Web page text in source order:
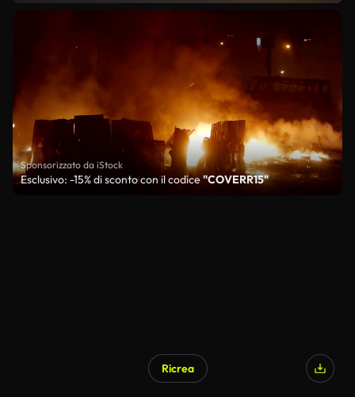
Sponsorizzato da iStock
Esclusivo: -15% di sconto con il codice"COVERR15"
Ricrea